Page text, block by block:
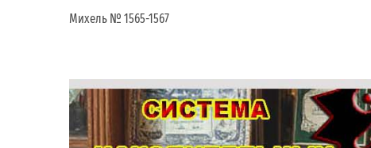
Михель № 1565-1567